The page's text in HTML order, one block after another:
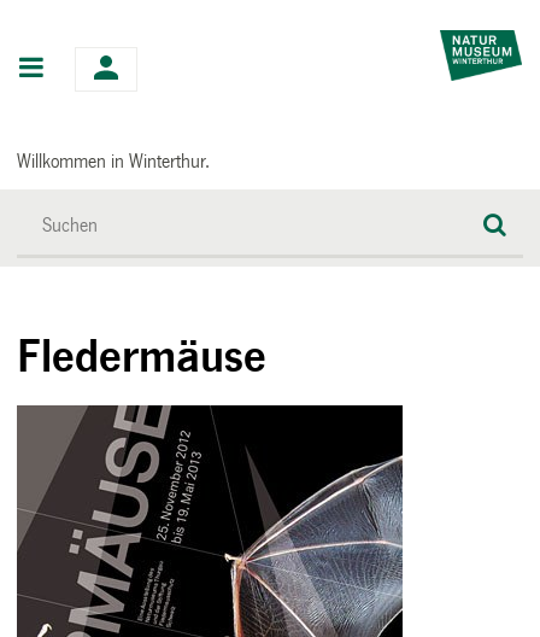
Hauptnavigation
Willkommen in Winterthur.
Fledermäuse